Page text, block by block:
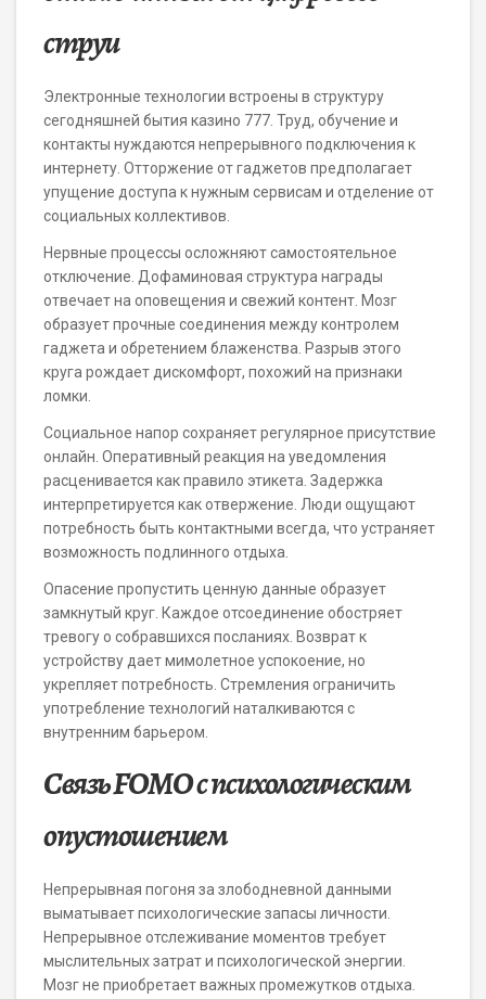
струи
Электронные технологии встроены в структуру
сегодняшней бытия казино 777. Труд, обучение и
контакты нуждаются непрерывного подключения к
интернету. Отторжение от гаджетов предполагает
упущение доступа к нужным сервисам и отделение от
социальных коллективов.
Нервные процессы осложняют самостоятельное
отключение. Дофаминовая структура награды
отвечает на оповещения и свежий контент. Мозг
образует прочные соединения между контролем
гаджета и обретением блаженства. Разрыв этого
круга рождает дискомфорт, похожий на признаки
ломки.
Социальное напор сохраняет регулярное присутствие
онлайн. Оперативный реакция на уведомления
расценивается как правило этикета. Задержка
интерпретируется как отвержение. Люди ощущают
потребность быть контактными всегда, что устраняет
возможность подлинного отдыха.
Опасение пропустить ценную данные образует
замкнутый круг. Каждое отсоединение обостряет
тревогу о собравшихся посланиях. Возврат к
устройству дает мимолетное успокоение, но
укрепляет потребность. Стремления ограничить
употребление технологий наталкиваются с
внутренним барьером.
Связь FOMO с психологическим
опустошением
Непрерывная погоня за злободневной данными
выматывает психологические запасы личности.
Непрерывное отслеживание моментов требует
мыслительных затрат и психологической энергии.
Мозг не приобретает важных промежутков отдыха.